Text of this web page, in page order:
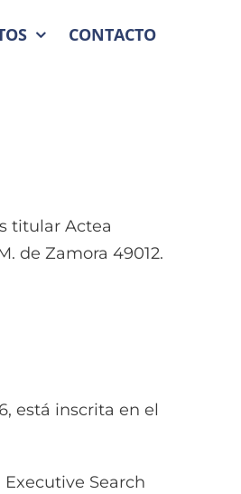
CONTACTO
titular Actea
de Zamora 49012.
está inscrita en el
Search